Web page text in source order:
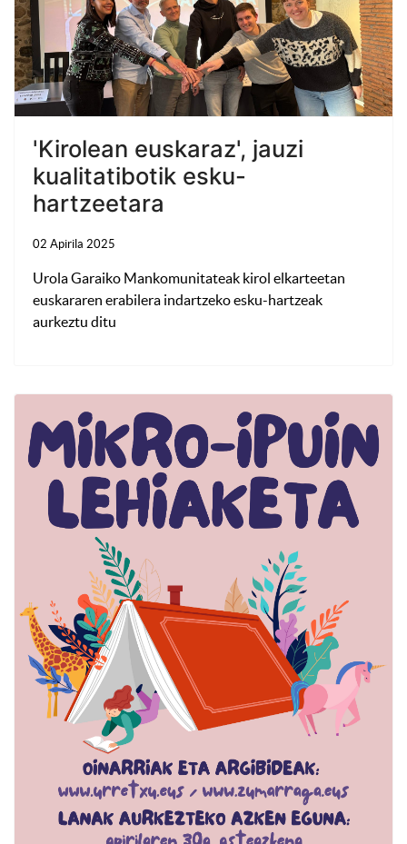
'Kirolean euskaraz', jauzi
kualitatibotik esku-
hartzeetara
02 Apirila 2025
Urola Garaiko Mankomunitateak kirol elkarteetan
euskararen erabilera indartzeko esku-hartzeak
aurkeztu ditu